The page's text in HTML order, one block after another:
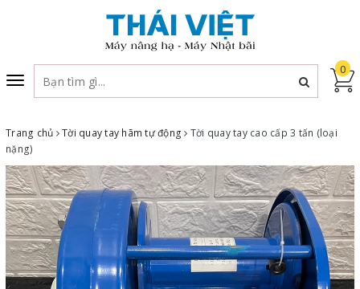
Toggle
navigation
0
Trang chủ Tời quay tay hãm tự động
Tời quay tay cao cấp 3 tấn (loại
nặng)